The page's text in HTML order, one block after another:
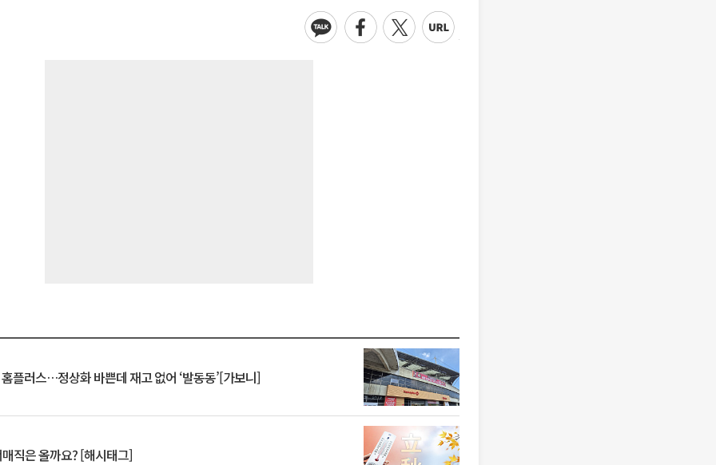
플러스…정상화 바쁜데 재고 없어 ‘발동동’[가보니]
직은 올까요? [해시태그]